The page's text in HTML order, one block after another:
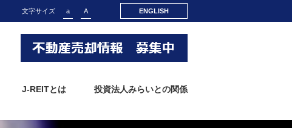
文字サイズ a A ENGLISH
J-REITとは 投資法人みらいとの関係